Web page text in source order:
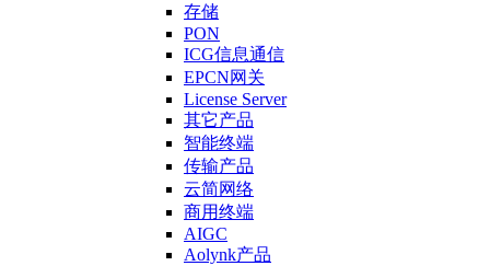
存储
PON
ICG信息通信
EPCN网关
License Server
其它产品
智能终端
传输产品
云简网络
商用终端
AIGC
Aolynk产品